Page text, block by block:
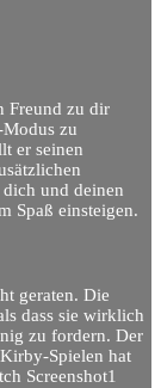
Freund zu dir
zu
er seinen
und deinen
Spaß einsteigen.
geraten. Die
dass sie wirklich
zu fordern. Der
Spielen hat